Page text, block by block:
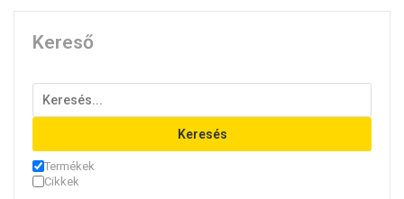
Kereső
Keresés
Termékek
Cikkek